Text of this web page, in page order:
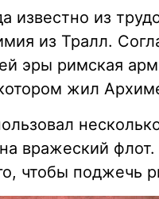
из
из Тралл.
эры римская
жил
вражеский флот.
чтобы поджечь